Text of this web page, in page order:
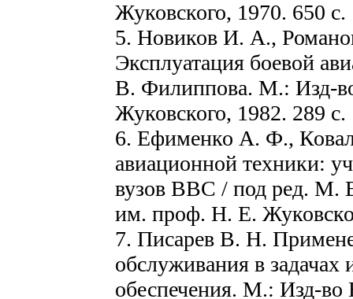
Жуковского, 1970. 650 с.
5. Новиков И. А.,
Эксплуатация боевой
В. Филиппова. М.: Изд-
Жуковского, 1982. 289 с.
6. Ефименко А. Ф.,
авиационной техники:
вузов ВВС / под ред.
им. проф. Н. Е.
7. Писарев В. Н.
обслуживания в
обеспечения. М.: Изд-